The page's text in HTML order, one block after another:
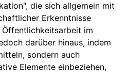
die sich allgemein mit
Erkenntnisse
im
darüber hinaus, indem
sondern auch
Elemente einbeziehen,